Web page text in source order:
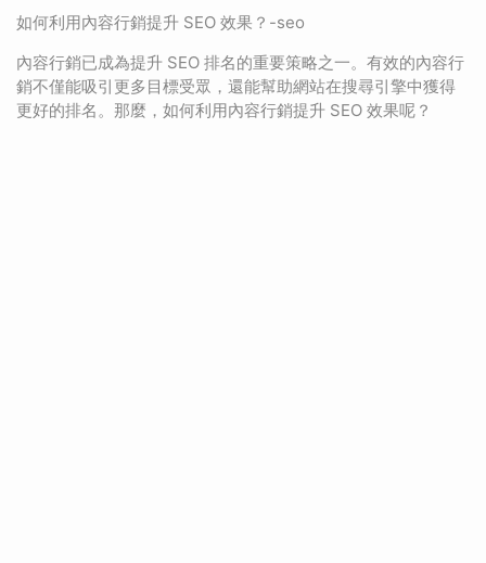
如何利用內容行銷提升 SEO 效果？-seo
內容行銷已成為提升 SEO 排名的重要策略之一。有效的內容行
銷不僅能吸引更多目標受眾，還能幫助網站在搜尋引擎中獲得
更好的排名。那麼，如何利用內容行銷提升 SEO 效果呢？